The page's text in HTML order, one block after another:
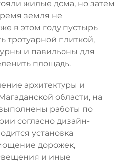
жилые дома, но затем
земля не
в этом году пустырь
тротуарной плиткой,
и павильоны для
площадь.
архитектуры и
области, на
работы по
согласно дизайн-
установка
дорожек,
и иные